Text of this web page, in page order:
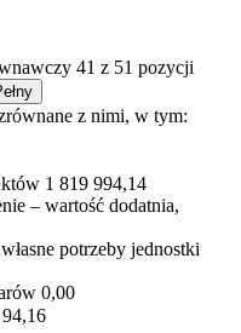
41 z 51 pozycji
z nimi, w tym:
1 819 994,14
– wartość dodatnia,
potrzeby jednostki
0,00
94,16